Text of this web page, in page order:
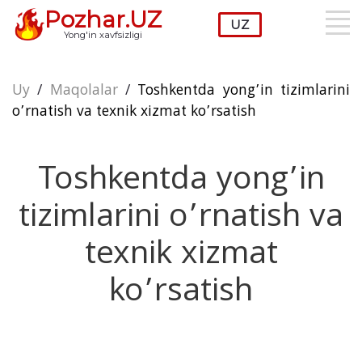
Pozhar.UZ
Yong'in xavfsizligi
Uy / Maqolalar/ Toshkentda yong’in tizimlarini
o’rnatish va texnik xizmat ko’rsatish
Toshkentda yong’in
tizimlarini o’rnatish va
texnik xizmat
ko’rsatish